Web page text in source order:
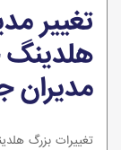
هلدینگ
مدیران
تغییرات بزرگ